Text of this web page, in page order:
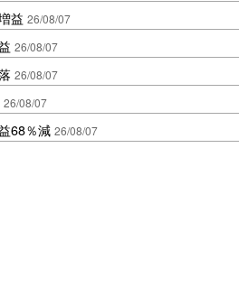
益 26/08/07
26/08/07
26/08/07
26/08/07
68％減 26/08/07